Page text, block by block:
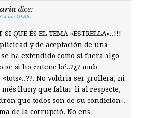
dice:
a las 10:36
SI QUE ÉS EL TEMA «ESTRELLA»..!!!
y de aceptación de una
ha extendido como si fuera algo
si ho entenc bé..?¿? amb
«tots»..??. No voldria ser grollera, ni
més lluny que faltar-li al respecte,
que todos son de su condición».
de la corrupció. No ens